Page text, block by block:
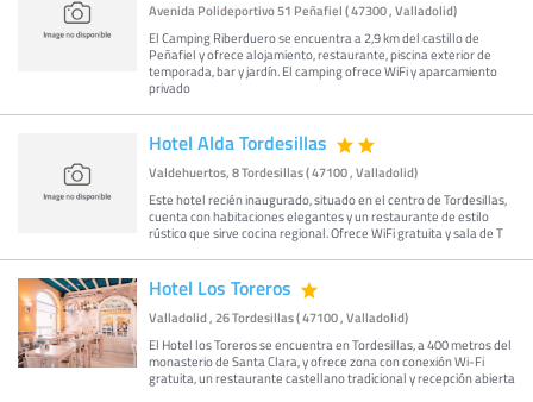
Avenida Polideportivo 51 Peñafiel ( 47300 , Valladolid)
El Camping Riberduero se encuentra a 2,9 km del castillo de
Peñafiel y ofrece alojamiento, restaurante, piscina exterior de
temporada, bar y jardín. El camping ofrece WiFi y aparcamiento
privado
Hotel Alda Tordesillas
Valdehuertos, 8 Tordesillas ( 47100 , Valladolid)
Este hotel recién inaugurado, situado en el centro de Tordesillas,
cuenta con habitaciones elegantes y un restaurante de estilo
rústico que sirve cocina regional. Ofrece WiFi gratuita y sala de T
Hotel Los Toreros
Valladolid , 26 Tordesillas ( 47100 , Valladolid)
El Hotel los Toreros se encuentra en Tordesillas, a 400 metros del
monasterio de Santa Clara, y ofrece zona con conexión Wi-Fi
gratuita, un restaurante castellano tradicional y recepción abierta